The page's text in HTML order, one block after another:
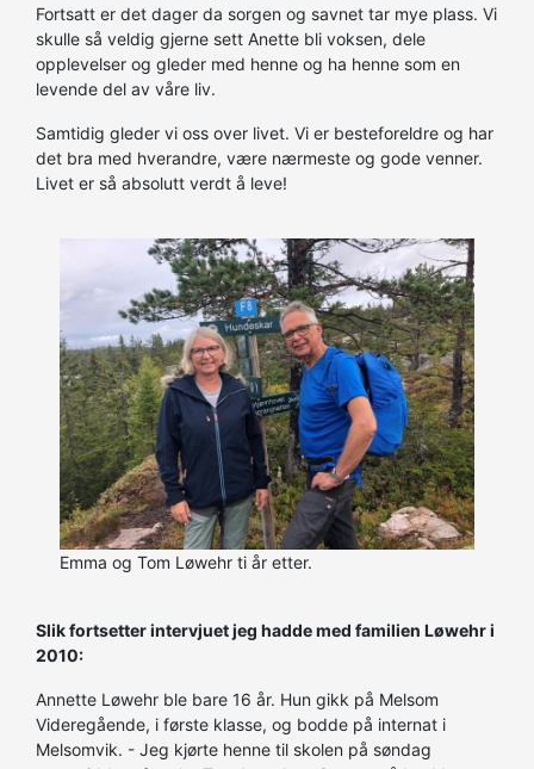
Fortsatt er det dager da sorgen og savnet tar mye plass. Vi
skulle så veldig gjerne sett Anette bli voksen, dele
opplevelser og gleder med henne og ha henne som en
levende del av våre liv.
Samtidig gleder vi oss over livet. Vi er besteforeldre og har
det bra med hverandre, være nærmeste og gode venner.
Livet er så absolutt verdt å leve!
Emma og Tom Løwehr ti år etter.
Slik fortsetter intervjuet jeg hadde med familien Løwehr i
2010:
Annette Løwehr ble bare 16 år. Hun gikk på Melsom
Videregående, i første klasse, og bodde på internat i
Melsomvik. - Jeg kjørte henne til skolen på søndag